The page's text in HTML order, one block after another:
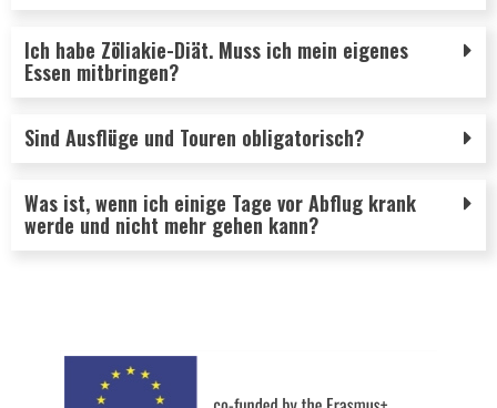
Ich habe Zöliakie-Diät. Muss ich mein eigenes
Essen mitbringen?
Sind Ausflüge und Touren obligatorisch?
Was ist, wenn ich einige Tage vor Abflug krank
werde und nicht mehr gehen kann?